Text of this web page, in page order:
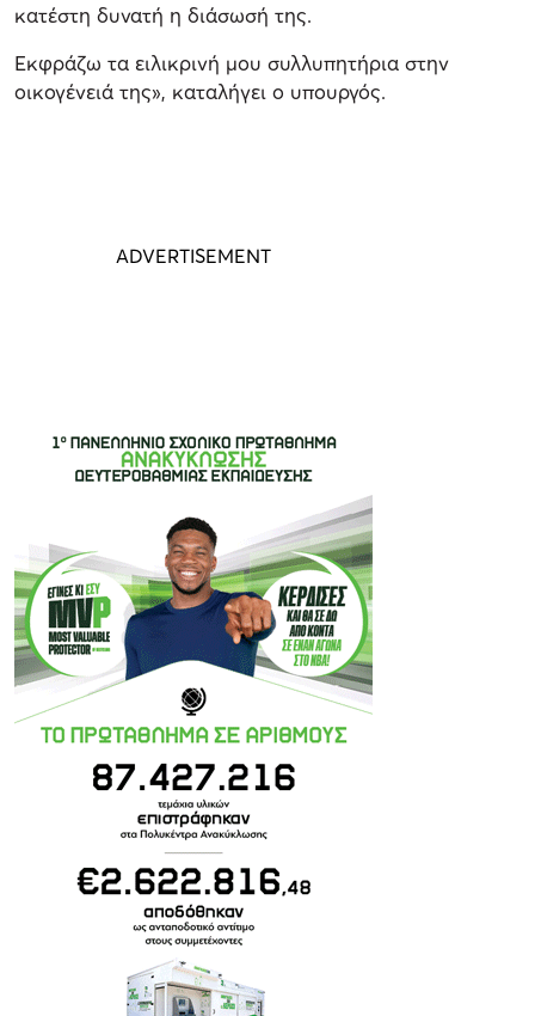
κατέστη δυνατή η διάσωσή της.
Εκφράζω τα ειλικρινή μου συλλυπητήρια στην
οικογένειά της», καταλήγει ο υπουργός.